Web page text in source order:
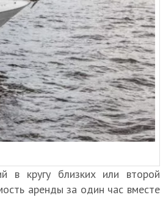
в кругу близких или второй
аренды за один час вместе